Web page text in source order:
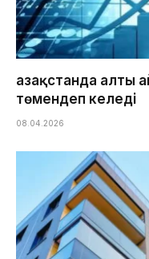
Қазақстанда алты
төмендеп келеді
08.04.2026